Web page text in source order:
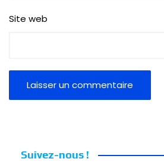
Site web
Suivez-nous !